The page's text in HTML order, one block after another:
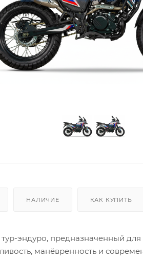
НАЛИЧИЕ КАК КУПИТЬ
эндуро, предназначенный для
манёвренность и